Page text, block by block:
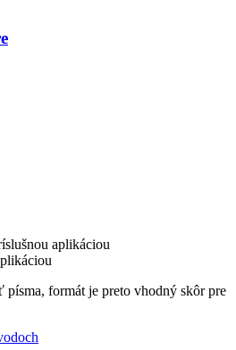
aplikáciou
formát je preto vhodný skôr pre